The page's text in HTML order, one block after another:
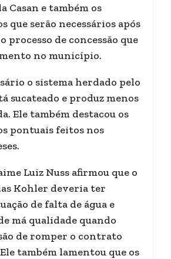
Casan e também os
que serão necessários após
processo de concessão que
no município.
o sistema herdado pelo
sucateado e produz menos
Ele também destacou os
pontuais feitos nos
Luiz Nuss afirmou que o
Kohler deveria ter
de falta de água e
má qualidade quando
de romper o contrato
também lamentou que os